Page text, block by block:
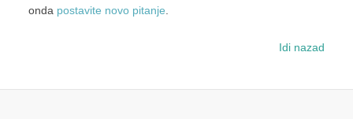
onda postavite novo pitanje.
Idi nazad